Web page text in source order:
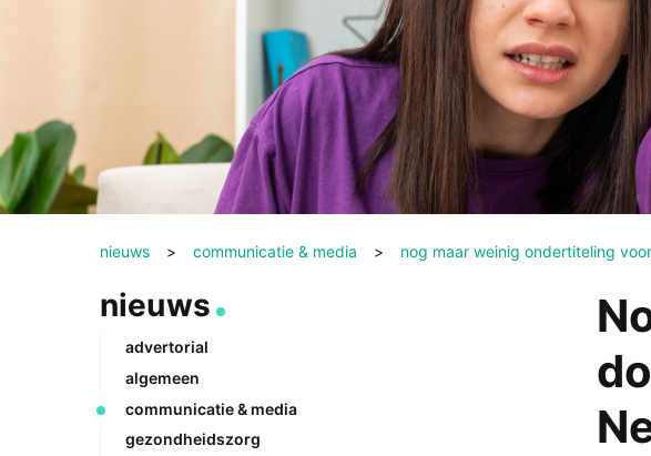
nieuws > communicatie & media > nog maar weinig ondertiteling
nieuws
advertorial
algemeen
communicatie & media
gezondheidszorg